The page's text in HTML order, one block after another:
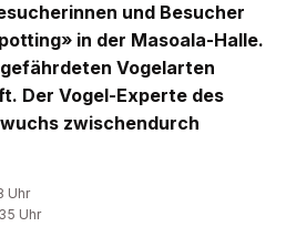
und Besucher
in der Masoala-Halle.
Vogelarten
Der Vogel-Experte des
zwischendurch
Uhr
Uhr